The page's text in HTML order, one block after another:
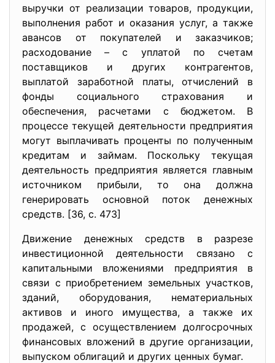
выручки от реализации товаров, продукции,
выполнения работ и оказания услуг, а также
авансов от покупателей и заказчиков;
расходование – с уплатой по счетам
поставщиков и других контрагентов,
выплатой заработной платы, отчислений в
фонды социального страхования и
обеспечения, расчетами с бюджетом. В
процессе текущей деятельности предприятия
могут выплачивать проценты по полученным
кредитам и займам. Поскольку текущая
деятельность предприятия является главным
источником прибыли, то она должна
генерировать основной поток денежных
средств. [36, с. 473]
Движение денежных средств в разрезе
инвестиционной деятельности связано с
капитальными вложениями предприятия в
связи с приобретением земельных участков,
зданий, оборудования, нематериальных
активов и иного имущества, а также их
продажей, с осуществлением долгосрочных
финансовых вложений в другие организации,
выпуском облигаций и других ценных бумаг.